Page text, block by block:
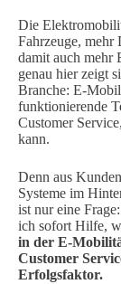
Die
Fahrzeuge, mehr
damit auch mehr
genau hier zeigt
Branche: E-
funktionierende
Customer
kann.
Denn aus
Systeme im
ist nur eine
ich sofort Hilfe,
in der E-
Customer
Erfolgsfaktor.